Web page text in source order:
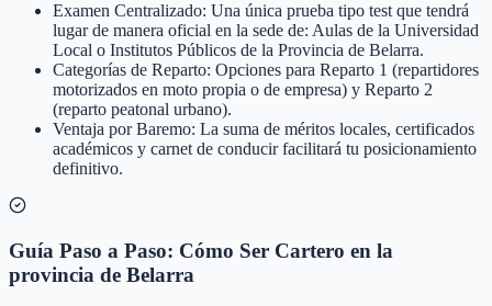
Examen Centralizado: Una única prueba tipo test que tendrá
lugar de manera oficial en la sede de: Aulas de la Universidad
Local o Institutos Públicos de la Provincia de Belarra.
Categorías de Reparto: Opciones para Reparto 1 (repartidores
motorizados en moto propia o de empresa) y Reparto 2
(reparto peatonal urbano).
Ventaja por Baremo: La suma de méritos locales, certificados
académicos y carnet de conducir facilitará tu posicionamiento
definitivo.
Guía Paso a Paso: Cómo Ser Cartero en la
provincia de Belarra